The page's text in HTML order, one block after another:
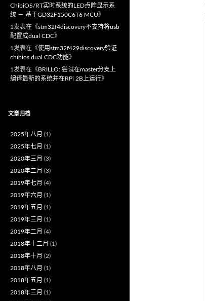
ChibiOS/RT实时系统的LED点阵显示系
统 － 基于GD32F150C6T6 MCU》
1 发表在《stm32f4discovery不支持将usb
配置成dual CDC》
1 发表在《使用stm32f429discovery验证
chibios dual CDC功能》
1 发表在《BRILLO: 尝试在master分支上
编译最新的系统并在RPi 2B上运行》
文章归档
2025年八月 (1)
2025年七月 (1)
2020年三月 (3)
2020年二月 (3)
2019年七月 (4)
2019年六月 (1)
2019年五月 (1)
2019年三月 (1)
2019年二月 (4)
2018年十二月 (1)
2018年十月 (2)
2018年八月 (1)
2018年五月 (1)
2018年三月 (1)